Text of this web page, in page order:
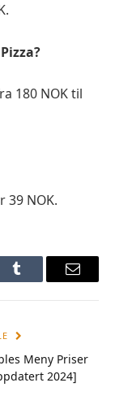
180 NOK til
39 NOK.
Tumblr Email
Meny Priser
2024]